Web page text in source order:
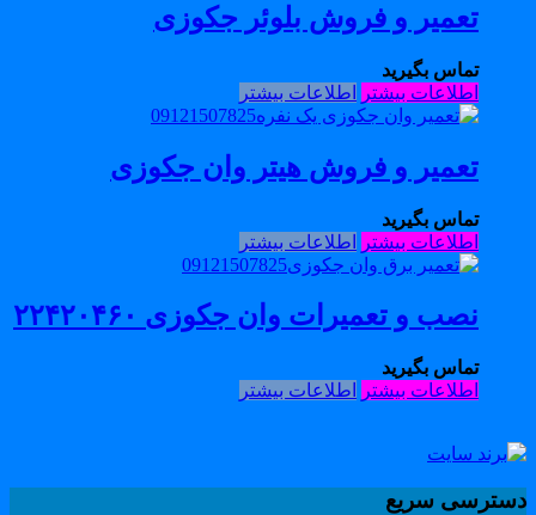
تعمیر و فروش بلوئر جکوزی
تماس بگیرید
اطلاعات بیشتر اطلاعات بیشتر
تعمیر و فروش هیتر وان جکوزی
تماس بگیرید
اطلاعات بیشتر اطلاعات بیشتر
نصب و تعمیرات وان جکوزی ۲۲۴۲۰۴۶۰
تماس بگیرید
اطلاعات بیشتر اطلاعات بیشتر
سریع